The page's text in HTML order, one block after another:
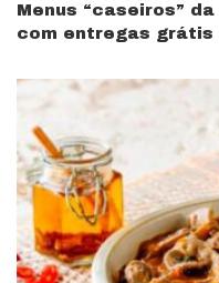
Menus “caseiros”
com entregas grátis